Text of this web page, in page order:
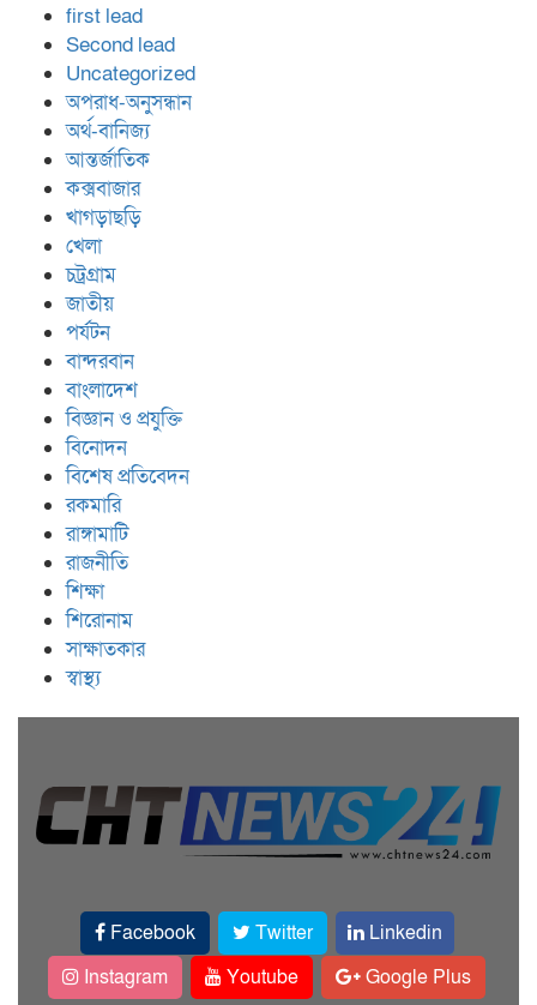
first lead
Second lead
Uncategorized
অপরাধ-অনুসন্ধান
অর্থ-বানিজ্য
আন্তর্জাতিক
কক্সবাজার
খাগড়াছড়ি
খেলা
চট্রগ্রাম
জাতীয়
পর্যটন
বান্দরবান
বাংলাদেশ
বিজ্ঞান ও প্রযুক্তি
বিনোদন
বিশেষ প্রতিবেদন
রকমারি
রাঙ্গামাটি
রাজনীতি
শিক্ষা
শিরোনাম
সাক্ষাতকার
স্বাস্থ্য
Facebook Twitter
Linkedin
Instagram
Youtube Google Plus